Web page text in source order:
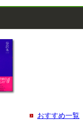
おすすめ一覧